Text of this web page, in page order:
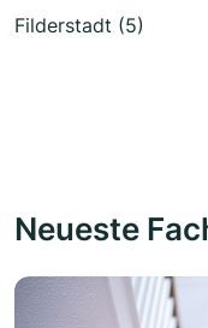
Filderstadt (5)
Neueste